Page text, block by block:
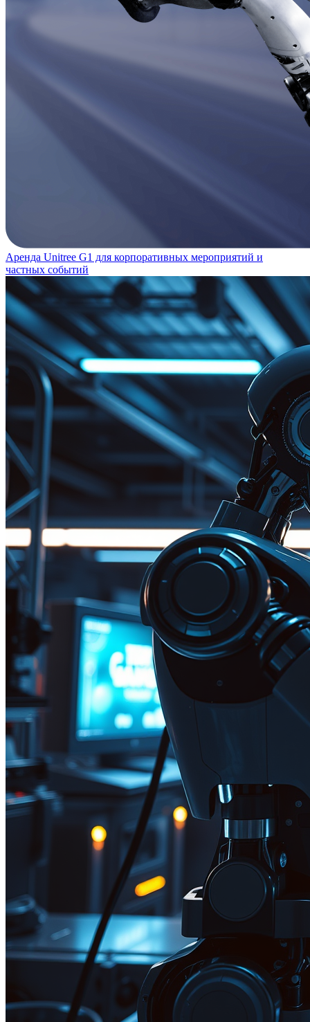
Аренда Unitree G1 для корпоративных мероприятий и
частных событий